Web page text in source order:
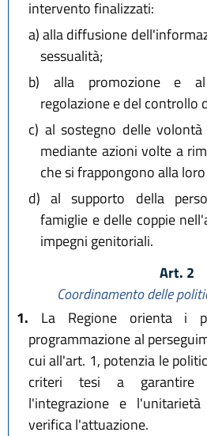
intervento finalizzati:
a)alla diffusione
sessualità;
b) alla promozione e
regolazione e del controllo
c) al sostegno delle
mediante azioni volte a
che si frappongono alla
d) al supporto della
famiglie e delle coppie
impegni genitoriali.
Art. 2
Coordinamento delle
1. La Regione orienta i
programmazione al
cui all'art. 1, potenzia le
criteri tesi a garantire
l'integrazione e
verifica l'attuazione.